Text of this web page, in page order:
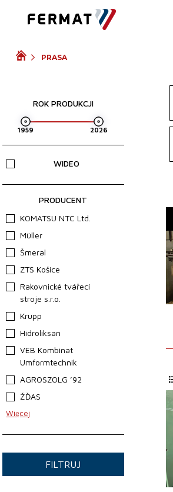
PRASA
ROK PRODUKCJI
WIDEO
PRODUCENT
KOMATSU NTC Ltd.
Müller
Šmeral
ZTS Košice
Rakovnické tvářecí
stroje s.r.o.
Krupp
Hidroliksan
VEB Kombinat
Umformtechnik
AGROSZOLG ’92
ŽĎAS
Więcej
FILTRUJ